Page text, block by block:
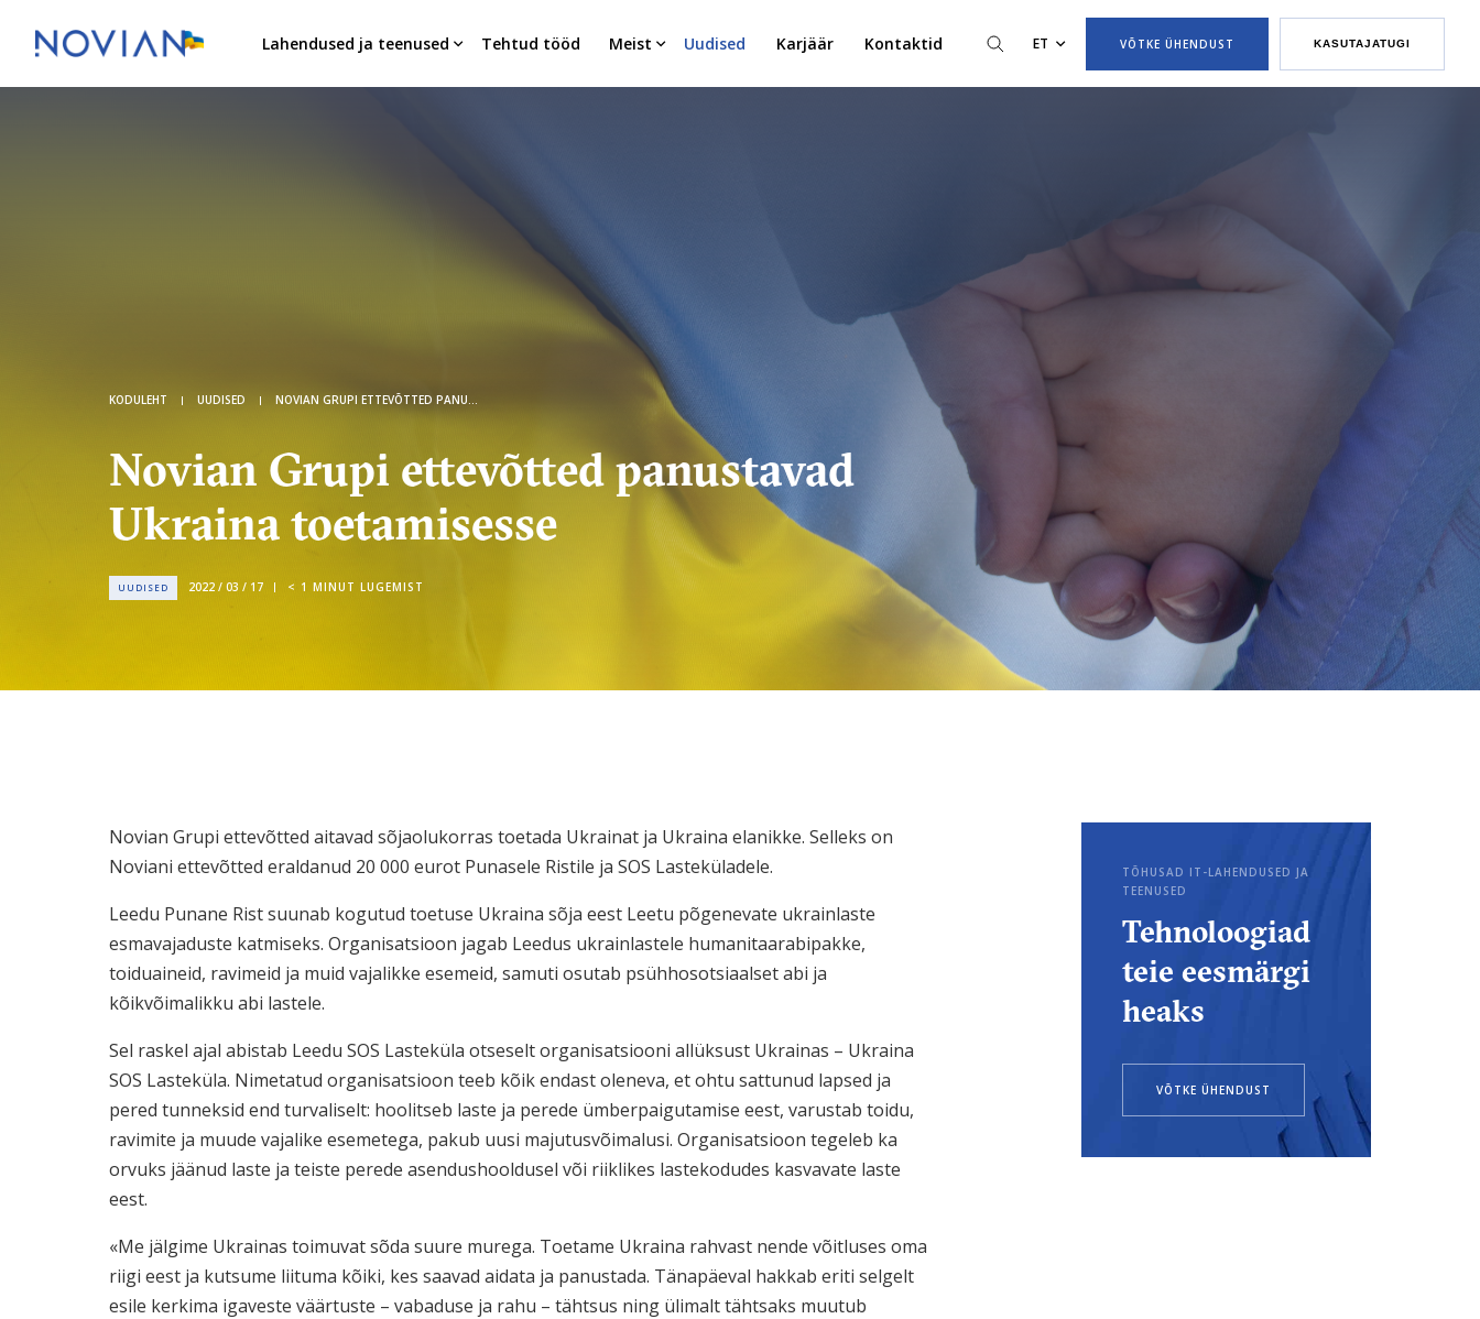
Lahendused ja teenused Tehtud tööd Meist Uudised Karjäär Kontaktid ET VÕTKE ÜHENDUST KASUTAJATUGI
KODULEHT UUDISED NOVIAN GRUPI ETTEVÕTTED PANUSTAVAD UKRAINA TOETAMISESSE
Novian Grupi ettevõtted panustavad
Ukraina toetamisesse
UUDISED 2022 / 03 / 17 < 1 MINUT LUGEMIST
Novian Grupi ettevõtted aitavad sõjaolukorras toetada Ukrainat ja Ukraina elanikke. Selleks on
Noviani ettevõtted eraldanud 20 000 eurot Punasele Ristile ja SOS Lasteküladele.
Leedu Punane Rist suunab kogutud toetuse Ukraina sõja eest Leetu põgenevate ukrainlaste
esmavajaduste katmiseks. Organisatsioon jagab Leedus ukrainlastele humanitaarabipakke,
toiduaineid, ravimeid ja muid vajalikke esemeid, samuti osutab psühhosotsiaalset abi ja
kõikvõimalikku abi lastele.
Sel raskel ajal abistab Leedu SOS Lasteküla otseselt organisatsiooni allüksust Ukrainas – Ukraina
SOS Lasteküla. Nimetatud organisatsioon teeb kõik endast oleneva, et ohtu sattunud lapsed ja
pered tunneksid end turvaliselt: hoolitseb laste ja perede ümberpaigutamise eest, varustab toidu,
ravimite ja muude vajalike esemetega, pakub uusi majutusvõimalusi. Organisatsioon tegeleb ka
orvuks jäänud laste ja teiste perede asendushooldusel või riiklikes lastekodudes kasvavate laste
eest.
«Me jälgime Ukrainas toimuvat sõda suure murega. Toetame Ukraina rahvast nende võitluses oma
riigi eest ja kutsume liituma kõiki, kes saavad aidata ja panustada. Tänapäeval hakkab eriti selgelt
esile kerkima igaveste väärtuste – vabaduse ja rahu – tähtsus ning ülimalt tähtsaks muutub
TÕHUSAD IT-LAHENDUSED JA
TEENUSED
Tehnoloogiad
teie eesmärgi
heaks
VÕTKE ÜHENDUST